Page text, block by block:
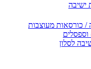
ישיבה
/ כורסאות מעוצבות
וספסלים
לסלון